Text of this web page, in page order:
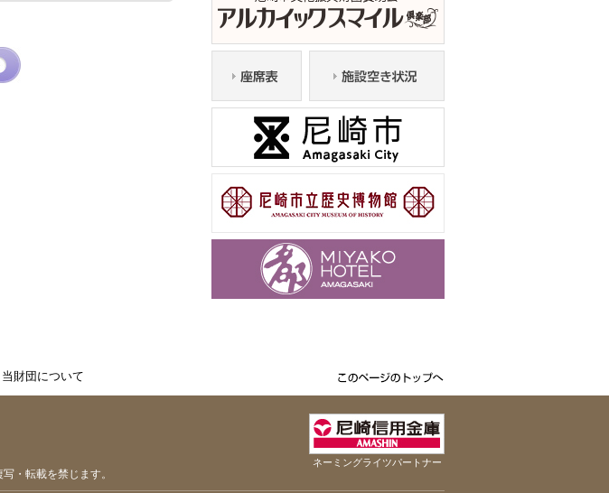
当財団について
・転載を禁じます。
ネーミングライツパートナー